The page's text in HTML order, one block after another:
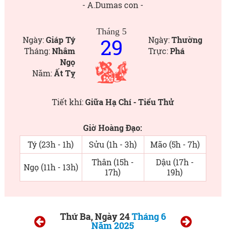
- A.Dumas con -
Ngày:Giáp Tý
Tháng:Nhâm
Ngọ
Năm:Ất Tỵ
Tháng 5
29 Ngày:Thường
Trực:Phá
Tiết khí:Giữa Hạ Chí - Tiểu Thử
Giờ Hoàng Đạo:
Tý (23h - 1h)
Sửu (1h - 3h) Mão (5h - 7h)
Ngọ (11h - 13h)
Thân (15h -
17h)
Dậu (17h -
19h)
Thứ Ba, Ngày 24Tháng 6
Năm 2025